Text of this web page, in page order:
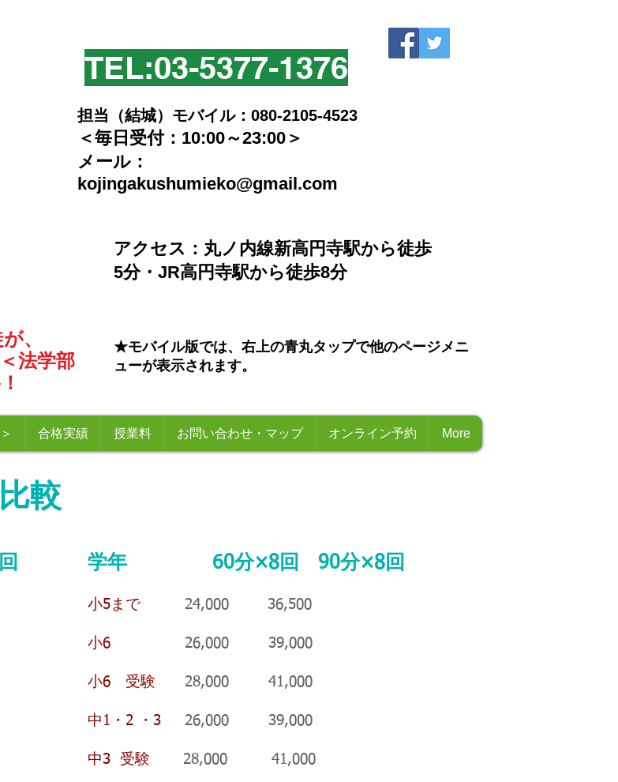
TEL:​03-5377-1376
担当（結城）モバイル：080-2105-4523
＜毎日受付：10:00～23:00＞
​メール：
kojingakushumieko@gmail.com
​アクセス：丸ノ内線新高円寺駅から徒歩
5分・JR高円寺駅から徒歩8分
、
法学部
★モバイル版では、右上の青丸タップで他のページメニ
ューが表示されます。
合格実績 授業料 お問い合わせ・マップ オンライン予約 More
較
学年 60分×8回 90分×8回
小5まで 24,000 36,500
小6 26,000 39,000
小6 受験 28,000 41,000
中1・2 ・3 26,000 39,000
中3 受験 28,000 41,000